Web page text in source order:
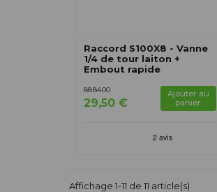
Raccord S100X8 - Vanne
1/4 de tour laiton +
Embout rapide
888400
29,50 €
Ajouter au
panier
Affichage 1-11 de 11 article(s)